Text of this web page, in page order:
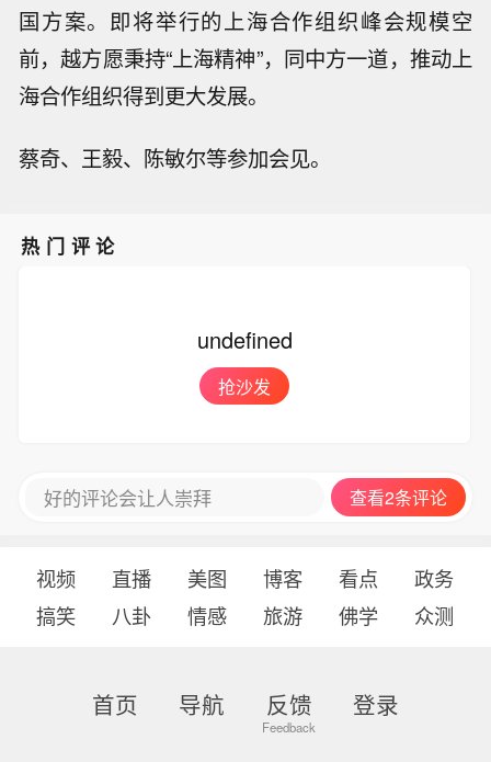
国方案。即将举行的上海合作组织峰会规模空
前，越方愿秉持“上海精神”，同中方一道，推动上
海合作组织得到更大发展。
蔡奇、王毅、陈敏尔等参加会见。
热门评论
undefined
抢沙发
好的评论会让人崇拜 查看2条评论
视频 直播 美图 博客 看点
政务
搞笑
八卦 情感 旅游 佛学 众测
首页 导航 反馈 登录